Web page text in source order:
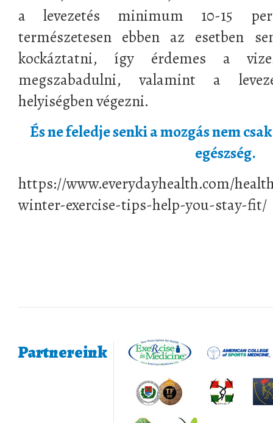
a levezetés minimum 10-15
természetesen ebben az esetben
kockáztatni, így érdemes a
megszabadulni, valamint a
helyiségben végezni.
És ne feledje senki a mozgás nem
egészség.
https://www.everydayhealth.com/
winter-exercise-tips-help-you-stay-fit/
Partnereink